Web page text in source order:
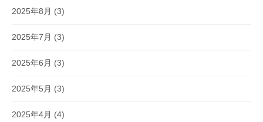
2025年8月 (3)
2025年7月 (3)
2025年6月 (3)
2025年5月 (3)
2025年4月 (4)